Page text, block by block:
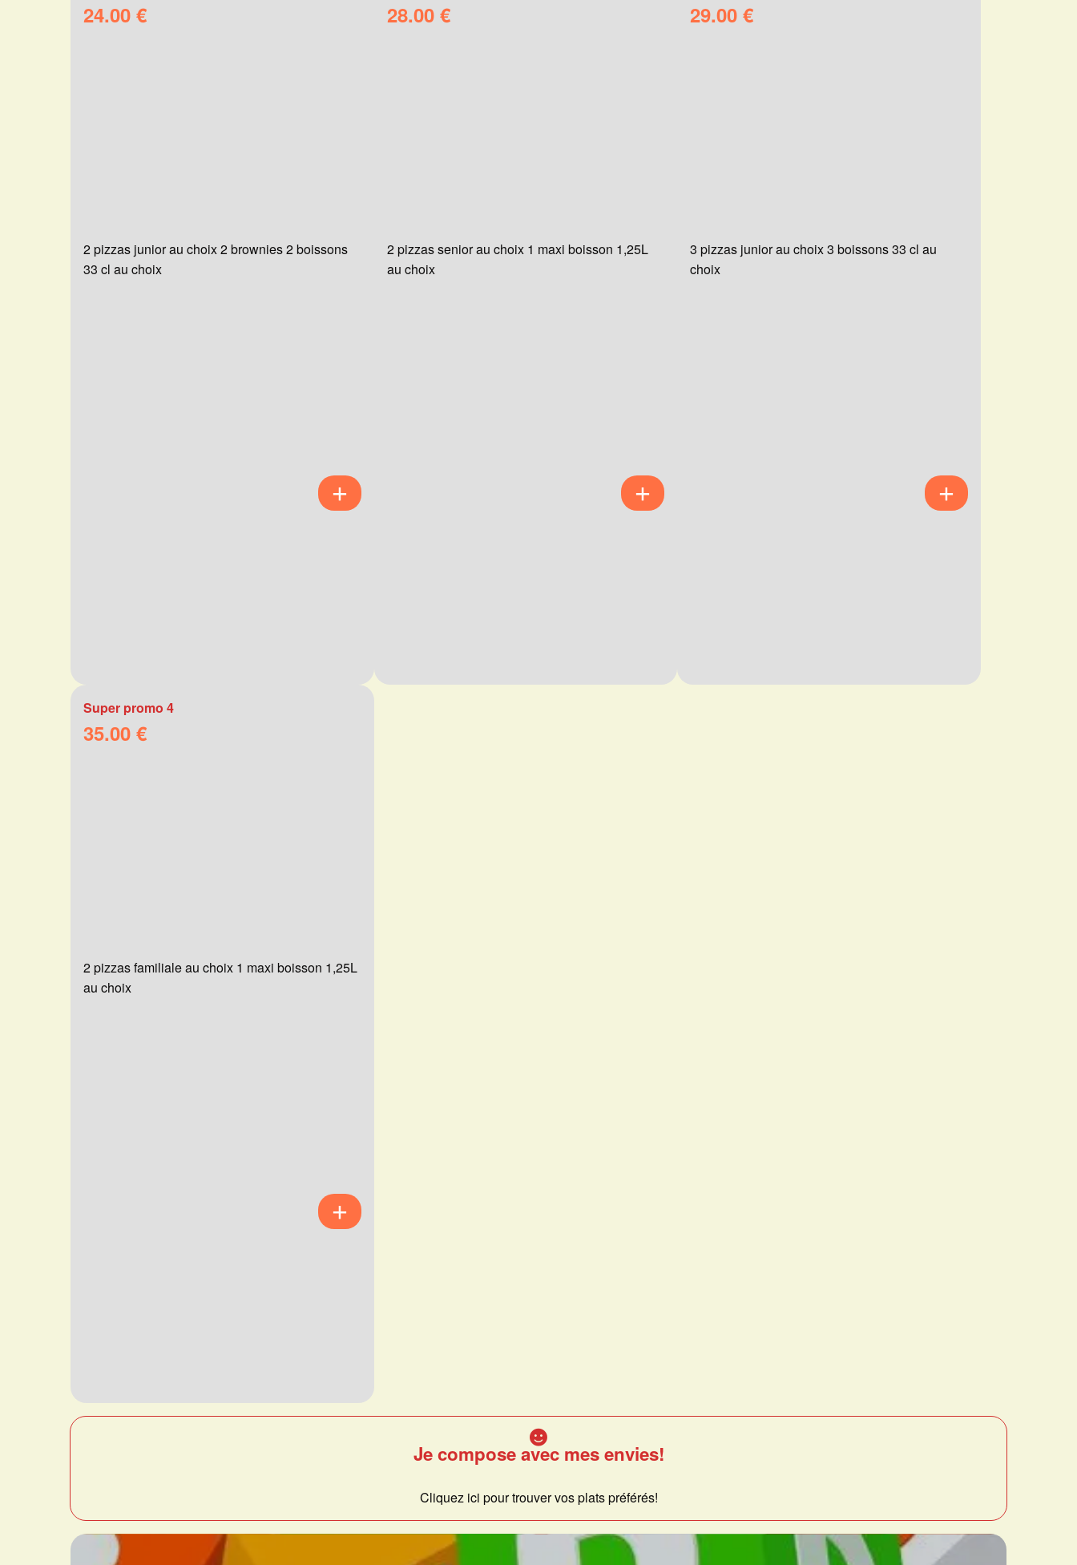
24.00 €
2 pizzas junior au choix 2 brownies 2 boissons
33 cl au choix
28.00 €
2 pizzas senior au choix 1 maxi boisson 1,25L
au choix
29.00 €
3 pizzas junior au choix 3 boissons 33 cl au
choix
Super promo 4
35.00 €
2 pizzas familiale au choix 1 maxi boisson 1,25L
au choix
Je compose avec mes envies!
Cliquez ici pour trouver vos plats préférés!